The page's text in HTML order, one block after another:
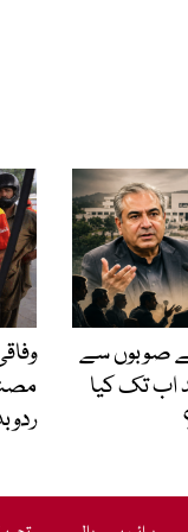
صوبوں سے
اب تک کیا